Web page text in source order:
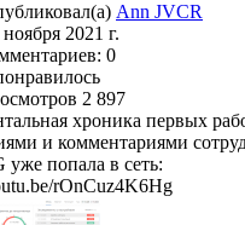
Ann JVCR
ноября 2021 г.
0
2 897
хроника первых
и комментариями
уже попала в сеть:
rOnCuz4K6Hg